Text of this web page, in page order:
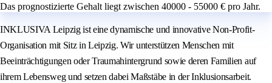
Das prognostizierte Gehalt liegt zwischen 40000 - 55000 € pro Jahr.
INKLUSIVA Leipzig ist eine dynamische und innovative Non-Profit-
Organisation mit Sitz in Leipzig. Wir unterstützen Menschen mit
Beeinträchtigungen oder Traumahintergrund sowie deren Familien auf
ihrem Lebensweg und setzen dabei Maßstäbe in der Inklusionsarbeit.